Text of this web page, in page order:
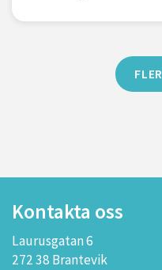
Kontakta oss
Laurusgatan 6
272 38 Brantevik